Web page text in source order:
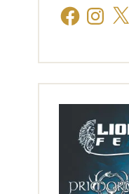
FacebookInstagram
X